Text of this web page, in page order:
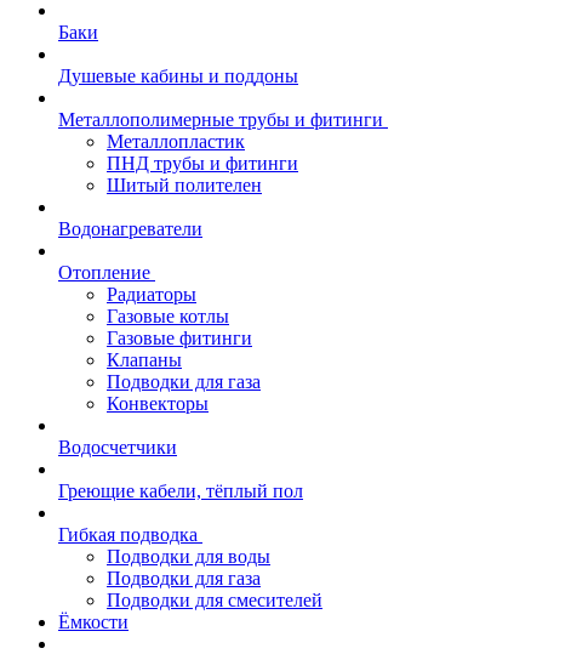
Баки
Душевые кабины и поддоны
Металлополимерные трубы и фитинги
Металлопластик
ПНД трубы и фитинги
Шитый полителен
Водонагреватели
Отопление
Радиаторы
Газовые котлы
Газовые фитинги
Клапаны
Подводки для газа
Конвекторы
Водосчетчики
Греющие кабели, тёплый пол
Гибкая подводка
Подводки для воды
Подводки для газа
Подводки для смесителей
Ёмкости